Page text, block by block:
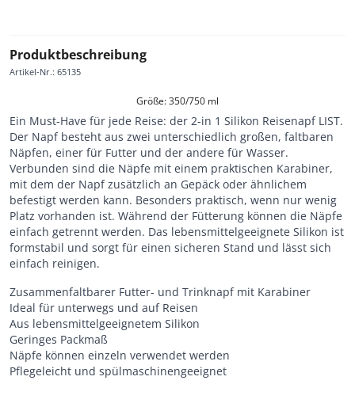
Produktbeschreibung
Artikel-Nr.: 65135
Größe: 350/750 ml
Ein Must-Have für jede Reise: der 2-in 1 Silikon Reisenapf LIST.
Der Napf besteht aus zwei unterschiedlich großen, faltbaren
Näpfen, einer für Futter und der andere für Wasser.
Verbunden sind die Näpfe mit einem praktischen Karabiner,
mit dem der Napf zusätzlich an Gepäck oder ähnlichem
befestigt werden kann. Besonders praktisch, wenn nur wenig
Platz vorhanden ist. Während der Fütterung können die Näpfe
einfach getrennt werden. Das lebensmittelgeeignete Silikon ist
formstabil und sorgt für einen sicheren Stand und lässt sich
einfach reinigen.
Zusammenfaltbarer Futter- und Trinknapf mit Karabiner
Ideal für unterwegs und auf Reisen
Aus lebensmittelgeeignetem Silikon
Geringes Packmaß
Näpfe können einzeln verwendet werden
Pflegeleicht und spülmaschinengeeignet